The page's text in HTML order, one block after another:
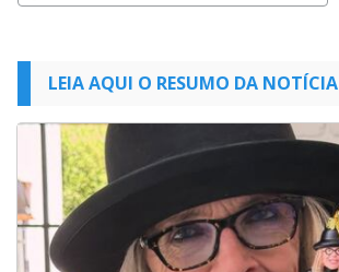
LEIA AQUI O RESUMO DA NOTÍCIA